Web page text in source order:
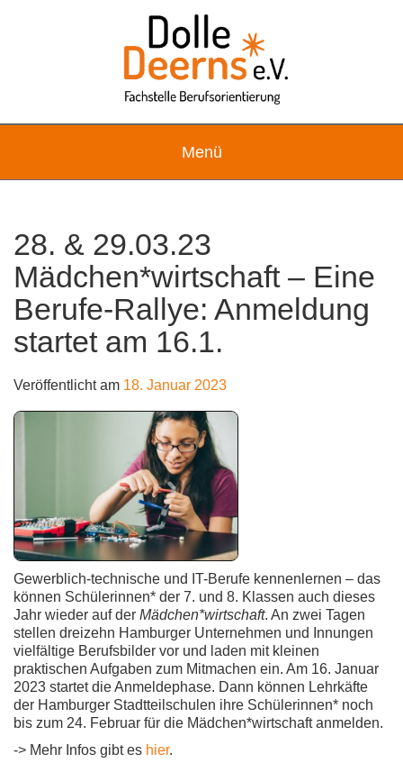
Menü
28. & 29.03.23
Mädchen*wirtschaft – Eine
Berufe-Rallye: Anmeldung
startet am 16.1.
Veröffentlicht am 18. Januar 2023
Gewerblich-technische und IT-Berufe kennenlernen – das
können Schülerinnen* der 7. und 8. Klassen auch dieses
Jahr wieder auf der Mädchen*wirtschaft. An zwei Tagen
stellen dreizehn Hamburger Unternehmen und Innungen
vielfältige Berufsbilder vor und laden mit kleinen
praktischen Aufgaben zum Mitmachen ein. Am 16. Januar
2023 startet die Anmeldephase. Dann können Lehrkäfte
der Hamburger Stadtteilschulen ihre Schülerinnen* noch
bis zum 24. Februar für die Mädchen*wirtschaft anmelden.
-> Mehr Infos gibt es hier.